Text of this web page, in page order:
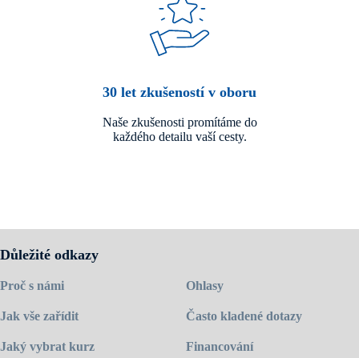
30 let zkušeností v oboru
Naše zkušenosti promítáme do
každého detailu vaší cesty.
Důležité odkazy
Proč s námi
Jak vše zařídit
Jaký vybrat kurz
Ohlasy
Často kladené dotazy
Financování